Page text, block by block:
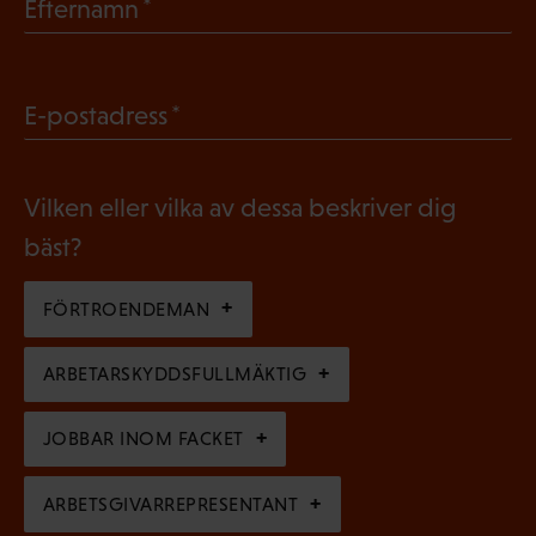
a
o
s
k
t
)
Efternamn
l
g
t
o
r
i
s
k
t
E-postadress
g
a
t
o
r
i
Vilken eller vilka av dessa beskriver dig
bäst?
FÖRTROENDEMAN
ARBETARSKYDDSFULLMÄKTIG
JOBBAR INOM FACKET
ARBETSGIVARREPRESENTANT